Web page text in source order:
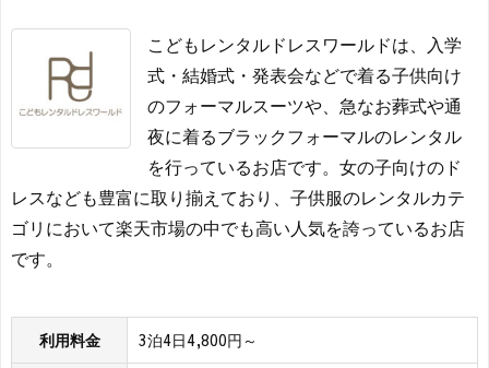
こどもレンタルドレスワールドは、入学
式・結婚式・発表会などで着る子供向け
のフォーマルスーツや、急なお葬式や通
夜に着るブラックフォーマルのレンタル
を行っているお店です。女の子向けのド
レスなども豊富に取り揃えており、子供服のレンタルカテ
ゴリにおいて楽天市場の中でも高い人気を誇っているお店
です。
利用料金 3泊4日4,800円～